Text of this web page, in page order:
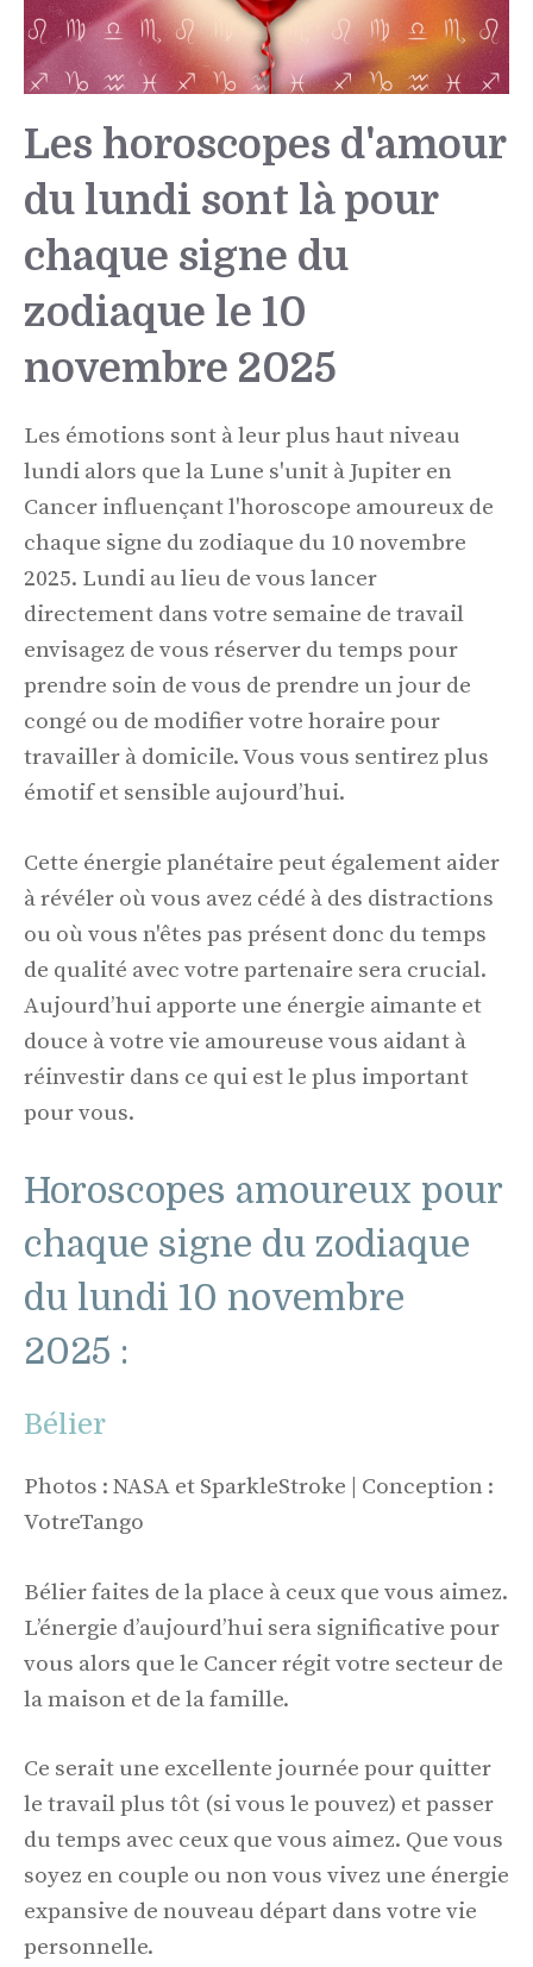
Les horoscopes d'amour
du lundi sont là pour
chaque signe du
zodiaque le 10
novembre 2025
Les émotions sont à leur plus haut niveau
lundi alors que la Lune s'unit à Jupiter en
Cancer influençant l'horoscope amoureux de
chaque signe du zodiaque du 10 novembre
2025. Lundi au lieu de vous lancer
directement dans votre semaine de travail
envisagez de vous réserver du temps pour
prendre soin de vous de prendre un jour de
congé ou de modifier votre horaire pour
travailler à domicile. Vous vous sentirez plus
émotif et sensible aujourd’hui.
Cette énergie planétaire peut également aider
à révéler où vous avez cédé à des distractions
ou où vous n'êtes pas présent donc du temps
de qualité avec votre partenaire sera crucial.
Aujourd’hui apporte une énergie aimante et
douce à votre vie amoureuse vous aidant à
réinvestir dans ce qui est le plus important
pour vous.
Horoscopes amoureux pour
chaque signe du zodiaque
du lundi 10 novembre
2025 :
Bélier
Photos : NASA et SparkleStroke | Conception :
VotreTango
Bélier faites de la place à ceux que vous aimez.
L’énergie d’aujourd’hui sera significative pour
vous alors que le Cancer régit votre secteur de
la maison et de la famille.
Ce serait une excellente journée pour quitter
le travail plus tôt (si vous le pouvez) et passer
du temps avec ceux que vous aimez. Que vous
soyez en couple ou non vous vivez une énergie
expansive de nouveau départ dans votre vie
personnelle.